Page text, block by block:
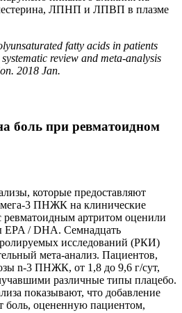
ЛПНП и ЛПВП в плазме
fatty acids in patients
review and meta-analysis
2018 Jan.
боль при ревматоидном
которые предоставляют
3 ПНЖК на клинические
ревматоидным артритом оценили
EPA / DHA. Семнадцать
исследований (РКИ)
мета-анализ. Пациентов,
n-3 ПНЖК, от 1,8 до 9,6 г/сут,
различные типы плацебо.
показывают, что добавление
оцененную пациентом,